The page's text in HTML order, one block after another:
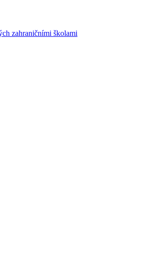
zahraničními školami